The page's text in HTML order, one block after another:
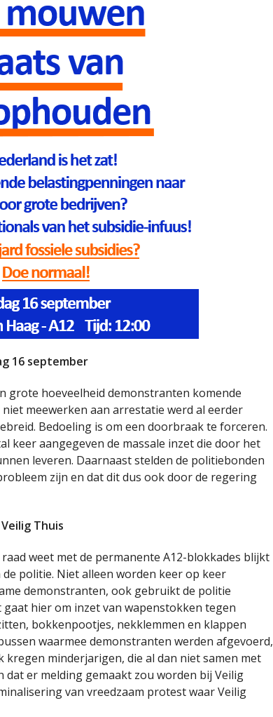
16 september
grote hoeveelheid demonstranten komende
meewerken aan arrestatie werd al eerder
Bedoeling is om een doorbraak te forceren.
keer aangegeven de massale inzet die door het
leveren. Daarnaast stelden de politiebonden
zijn en dat dit dus ook door de regering
Thuis
weet met de permanente A12-blokkades blijkt
politie. Niet alleen worden keer op keer
demonstranten, ook gebruikt de politie
hier om inzet van wapenstokken tegen
bokkenpootjes, nekklemmen en klappen
waarmee demonstranten werden afgevoerd,
kregen minderjarigen, die al dan niet samen met
er melding gemaakt zou worden bij Veilig
van vreedzaam protest waar Veilig